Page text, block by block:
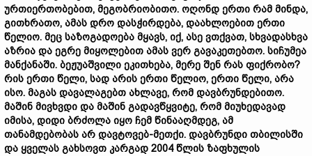
ურთიერთობებით, მეგობრიობითო. ოღონდ ერთი რამ მინდა,
გითხრათო, ამას დრო დასჭირდება, დაახლოებით ერთი
წელიო. მეც საზოგადოება მყავს, იქ, ასე ვთქვათ, სხვადასხვა
აზრია და ეგრე მიყოლებით ამას ვერ გავაკეთებთო. სიჩუმეა
მანქანაში. ბეჟუაშვილი ეკითხება, მერე შენ რას ფიქრობო?
რის ერთი წელი, სად არის ერთი წელიო, ერთი წელი, არა
ისო. მაგას დავალაგებთ ახლავე, რომ დავბრუნდებითო.
მაშინ მივხვდი და მაშინ გადავწყვიტე, რომ მიუხედავად
იმისა, დიდი ბრძოლა იყო ჩემ წინააღმდეგ, ამ
თანამდებობას არ დავტოვებ-მეთქი. დავბრუნდი თბილისში
და ყველას გახსოვთ კარგად 2004წლის ზაფხულის